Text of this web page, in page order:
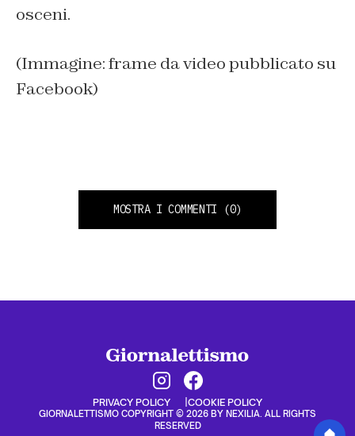
osceni.
(Immagine: frame da video pubblicato su
Facebook)
MOSTRA I COMMENTI (0)
PRIVACY POLICY COOKIE POLICY
GIORNALETTISMO COPYRIGHT © 2026 BY NEXILIA. ALL RIGHTS
RESERVED